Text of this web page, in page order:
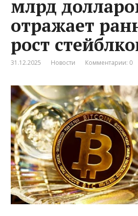
млрд
отражает
рост
31.12.2025 Новости Комментарии: 0